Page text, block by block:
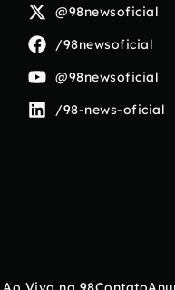
@98newsoficial
/98newsoficial
@98newsoficial
/98-news-oficial